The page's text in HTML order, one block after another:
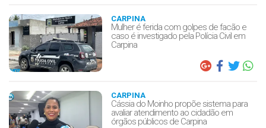
CARPINA
Mulher é ferida com golpes de facão e
caso é investigado pela Polícia Civil em
Carpina
CARPINA
Cássia do Moinho propõe sistema para
avaliar atendimento ao cidadão em
órgãos públicos de Carpina